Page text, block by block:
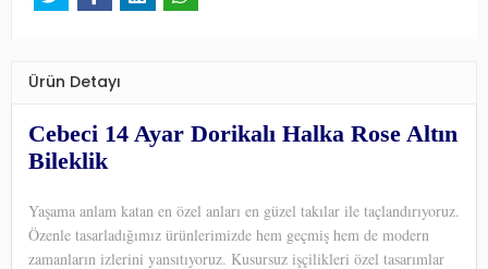
Ürün Detayı
Cebeci 14 Ayar Dorikalı Halka Rose Altın
Bileklik
Yaşama anlam katan en özel anları en güzel takılar ile taçlandırıyoruz.
Özenle tasarladığımız ürünlerimizde hem geçmiş hem de modern
zamanların izlerini yansıtıyoruz. Kusursuz işçilikleri özel tasarımlar